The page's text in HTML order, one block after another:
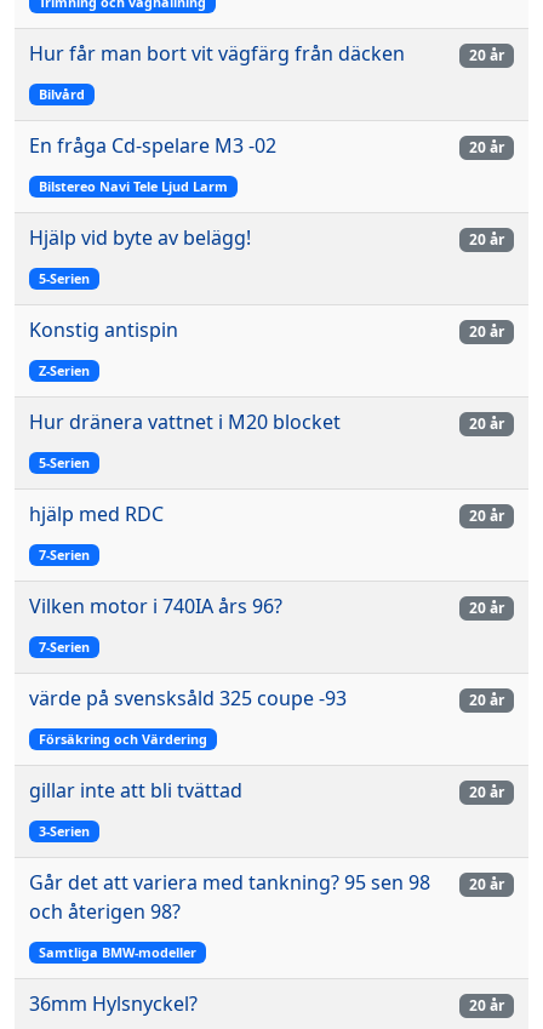
Hur får man bort vit vägfärg från däcken
Bilvård
20 år
En fråga Cd-spelare M3 -02
Bilstereo Navi Tele Ljud Larm
20 år
Hjälp vid byte av belägg!
5-Serien
20 år
Konstig antispin
Z-Serien
20 år
Hur dränera vattnet i M20 blocket
5-Serien
20 år
hjälp med RDC
7-Serien
20 år
Vilken motor i 740IA års 96?
7-Serien
20 år
värde på svensksåld 325 coupe -93
Försäkring och Värdering
20 år
gillar inte att bli tvättad
3-Serien
20 år
Går det att variera med tankning? 95 sen 98
och återigen 98?
Samtliga BMW-modeller
20 år
36mm Hylsnyckel? 20 år